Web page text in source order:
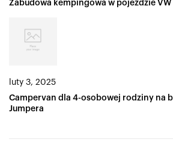
Zabudowa kempingowa w pojeździe
luty 3, 2025
Campervan dla 4-osobowej rodziny na
Jumpera